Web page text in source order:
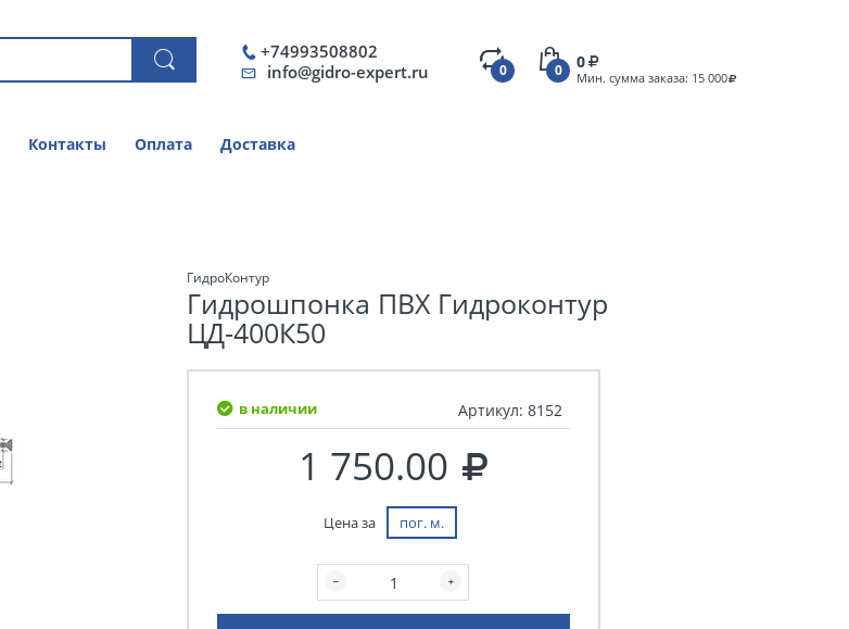
+74993508802
info@gidro-expert.ru
0 0 0
Мин. сумма заказа: 15 000
Контакты Оплата Доставка
ГидроКонтур
Гидрошпонка ПВХ Гидроконтур
ЦД-400К50
в наличии Артикул: 8152
1 750.00
Цена за пог. м.